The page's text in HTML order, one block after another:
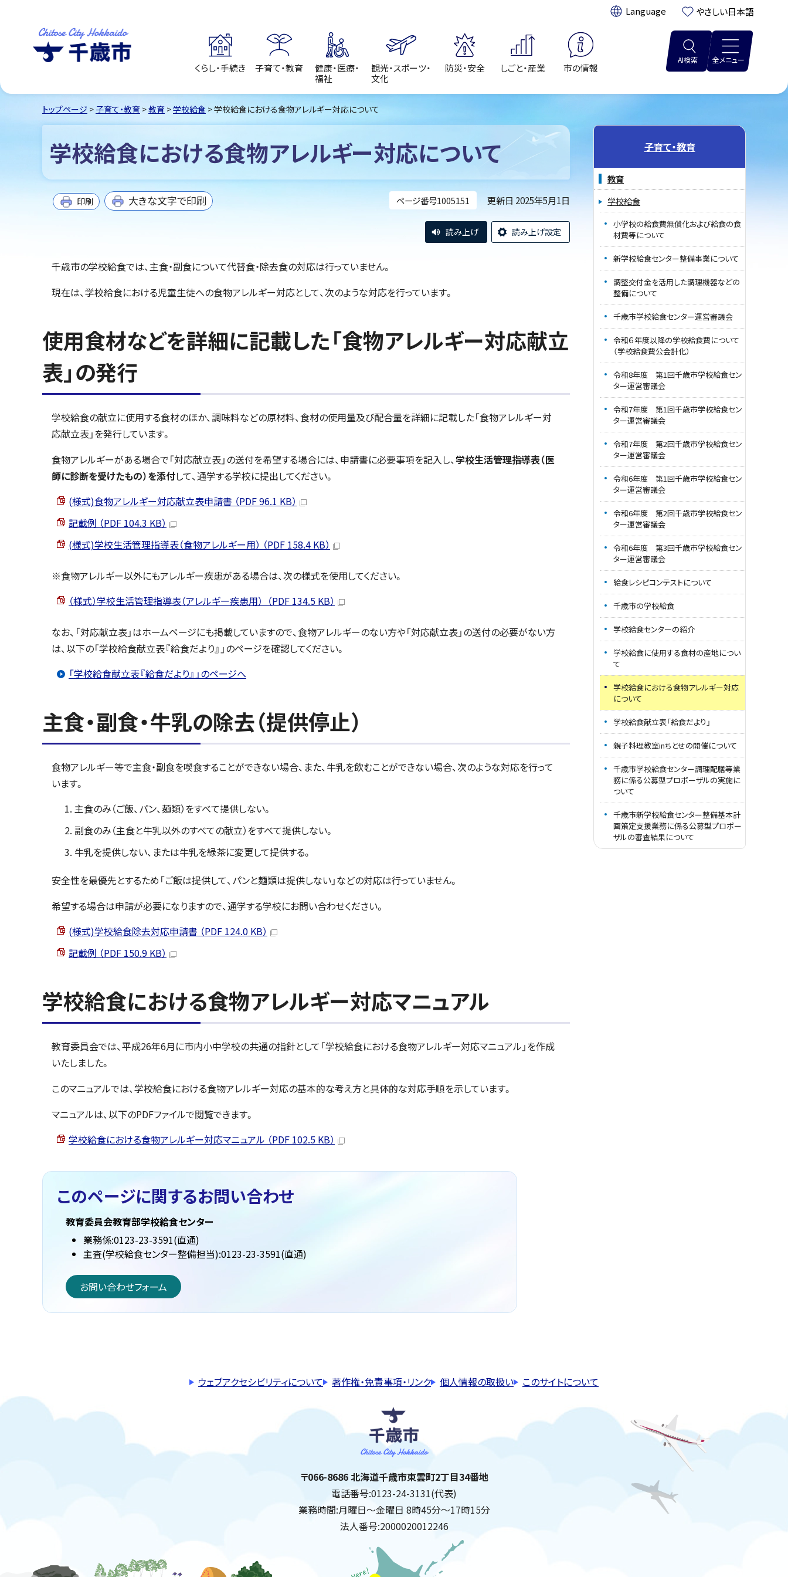
翻訳: やさしい日本語
くらし・手続き 子育て・教育
健康・医療・
福祉
観光・スポーツ・
文化
防災・安全 しごと・産業 市の情報
AI検索 全メニュー
トップページ > 子育て・教育 >教育 >学校給食 > 学校給食における食物アレルギー対応について
学校給食における食物アレルギー対応について
ページ番号1005151 更新日 2025年5月1日
印刷 大きな文字で印刷
読み上げ 読み上げ設定
千歳市の学校給食では、主食・副食について代替食・除去食の対応は行っていません。
現在は、学校給食における児童生徒への食物アレルギー対応として、次のような対応を行っています。
使用食材などを詳細に記載した「食物アレルギー対応献立
表」の発行
学校給食の献立に使用する食材のほか、調味料などの原材料、食材の使用量及び配合量を詳細に記載した「食物アレルギー対
応献立表」を発行しています。
食物アレルギーがある場合で「対応献立表」の送付を希望する場合には、申請書に必要事項を記入し、学校生活管理指導表（医
師に診断を受けたもの）を添付して、通学する学校に提出してください。
(様式)食物アレルギー対応献立表申請書 （PDF 96.1 KB）
記載例 （PDF 104.3 KB）
(様式)学校生活管理指導表（食物アレルギー用） （PDF 158.4 KB）
※食物アレルギー以外にもアレルギー疾患がある場合は、次の様式を使用してください。
（様式）学校生活管理指導表（アレルギー疾患用） （PDF 134.5 KB）
なお、「対応献立表」はホームページにも掲載していますので、食物アレルギーのない方や「対応献立表」の送付の必要がない方
は、以下の「学校給食献立表『給食だより』」のページを確認してください。
「学校給食献立表『給食だより』」のページへ
主食・副食・牛乳の除去（提供停止）
食物アレルギー等で主食・副食を喫食することができない場合、また、牛乳を飲むことができない場合、次のような対応を行って
います。
主食のみ（ご飯、パン、麺類）をすべて提供しない。
副食のみ（主食と牛乳以外のすべての献立）をすべて提供しない。
牛乳を提供しない、または牛乳を緑茶に変更して提供する。
安全性を最優先とするため「ご飯は提供して、パンと麺類は提供しない」などの対応は行っていません。
希望する場合は申請が必要になりますので、通学する学校にお問い合わせください。
(様式)学校給食除去対応申請書 （PDF 124.0 KB）
記載例 （PDF 150.9 KB）
学校給食における食物アレルギー対応マニュアル
教育委員会では、平成26年6月に市内小中学校の共通の指針として「学校給食における食物アレルギー対応マニュアル」を作成
いたしました。
このマニュアルでは、学校給食における食物アレルギー対応の基本的な考え方と具体的な対応手順を示しています。
マニュアルは、以下のPDFファイルで閲覧できます。
学校給食における食物アレルギー対応マニュアル （PDF 102.5 KB）
このページに関するお問い合わせ
教育委員会教育部学校給食センター
業務係:0123-23-3591(直通)
主査(学校給食センター整備担当):0123-23-3591(直通)
お問い合わせフォーム
子育て・教育
教育
学校給食
小学校の給食費無償化および給食の食
材費等について
新学校給食センター整備事業について
調整交付金を活用した調理機器などの
整備について
千歳市学校給食センター運営審議会
令和６年度以降の学校給食費について
（学校給食費公会計化）
令和8年度 第1回千歳市学校給食セン
ター運営審議会
令和7年度 第1回千歳市学校給食セン
ター運営審議会
令和7年度 第2回千歳市学校給食セン
ター運営審議会
令和6年度 第1回千歳市学校給食セン
ター運営審議会
令和6年度 第2回千歳市学校給食セン
ター運営審議会
令和6年度 第3回千歳市学校給食セン
ター運営審議会
給食レシピコンテストについて
千歳市の学校給食
学校給食センターの紹介
学校給食に使用する食材の産地につい
て
学校給食における食物アレルギー対応
について
学校給食献立表「給食だより」
親子料理教室inちとせの開催について
千歳市学校給食センター調理配膳等業
務に係る公募型プロポーザルの実施に
ついて
千歳市新学校給食センター整備基本計
画策定支援業務に係る公募型プロポー
ザルの審査結果について
ウェブアクセシビリティについて 著作権・免責事項・リンク 個人情報の取扱い このサイトについて
千歳市
住所:
〒066-8686 北海道千歳市東雲町2丁目34番地
電話番号:0123-24-3131(代表)
業務時間:月曜日～金曜日 8時45分～17時15分
法人番号:2000020012246